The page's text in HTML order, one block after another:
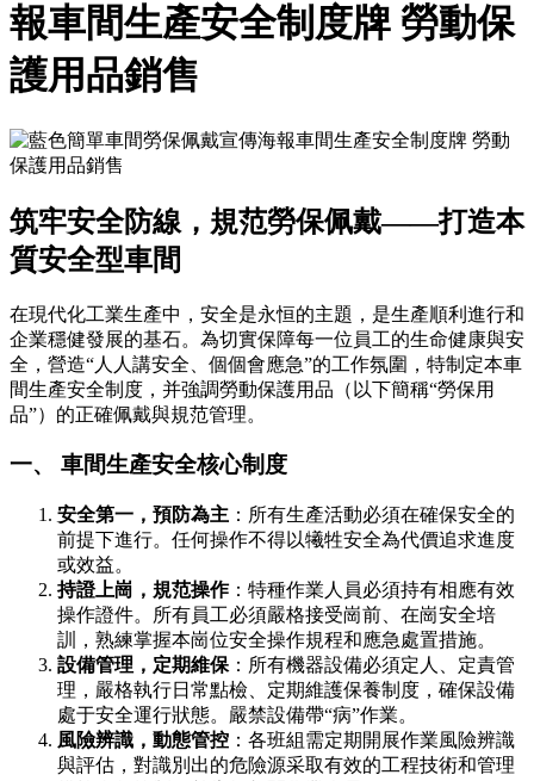
報車間生產安全制度牌 勞動保
護用品銷售
筑牢安全防線，規范勞保佩戴——打造本
質安全型車間
在現代化工業生產中，安全是永恒的主題，是生產順利進行和
企業穩健發展的基石。為切實保障每一位員工的生命健康與安
全，營造“人人講安全、個個會應急”的工作氛圍，特制定本車
間生產安全制度，并強調勞動保護用品（以下簡稱“勞保用
品”）的正確佩戴與規范管理。
一、 車間生產安全核心制度
安全第一，預防為主 ：所有生產活動必須在確保安全的
前提下進行。任何操作不得以犧牲安全為代價追求進度
或效益。
持證上崗，規范操作：特種作業人員必須持有相應有效
操作證件。所有員工必須嚴格接受崗前、在崗安全培
訓，熟練掌握本崗位安全操作規程和應急處置措施。
設備管理，定期維保 ：所有機器設備必須定人、定責管
理，嚴格執行日常點檢、定期維護保養制度，確保設備
處于安全運行狀態。嚴禁設備帶“病”作業。
風險辨識，動態管控 ：各班組需定期開展作業風險辨識
與評估，對識別出的危險源采取有效的工程技術和管理